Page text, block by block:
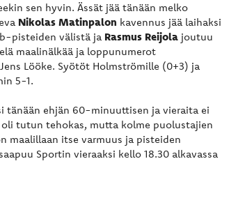
sen hyvin. Ässät jää tänään melko
Nikolas Matinpalon kavennus jää laihaksi
pisteiden välistä ja Rasmus Reijola joutuu
maalinälkää ja loppunumerot
Lööke. Syötöt Holmströmille (0+3) ja
5-1.
tänään ehjän 60-minuuttisen ja vieraita ei
tutun tehokas, mutta kolme puolustajien
maalillaan itse varmuus ja pisteiden
Sportin vieraaksi kello 18.30 alkavassa